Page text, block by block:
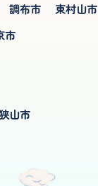
調布市 東村山市
市
山市